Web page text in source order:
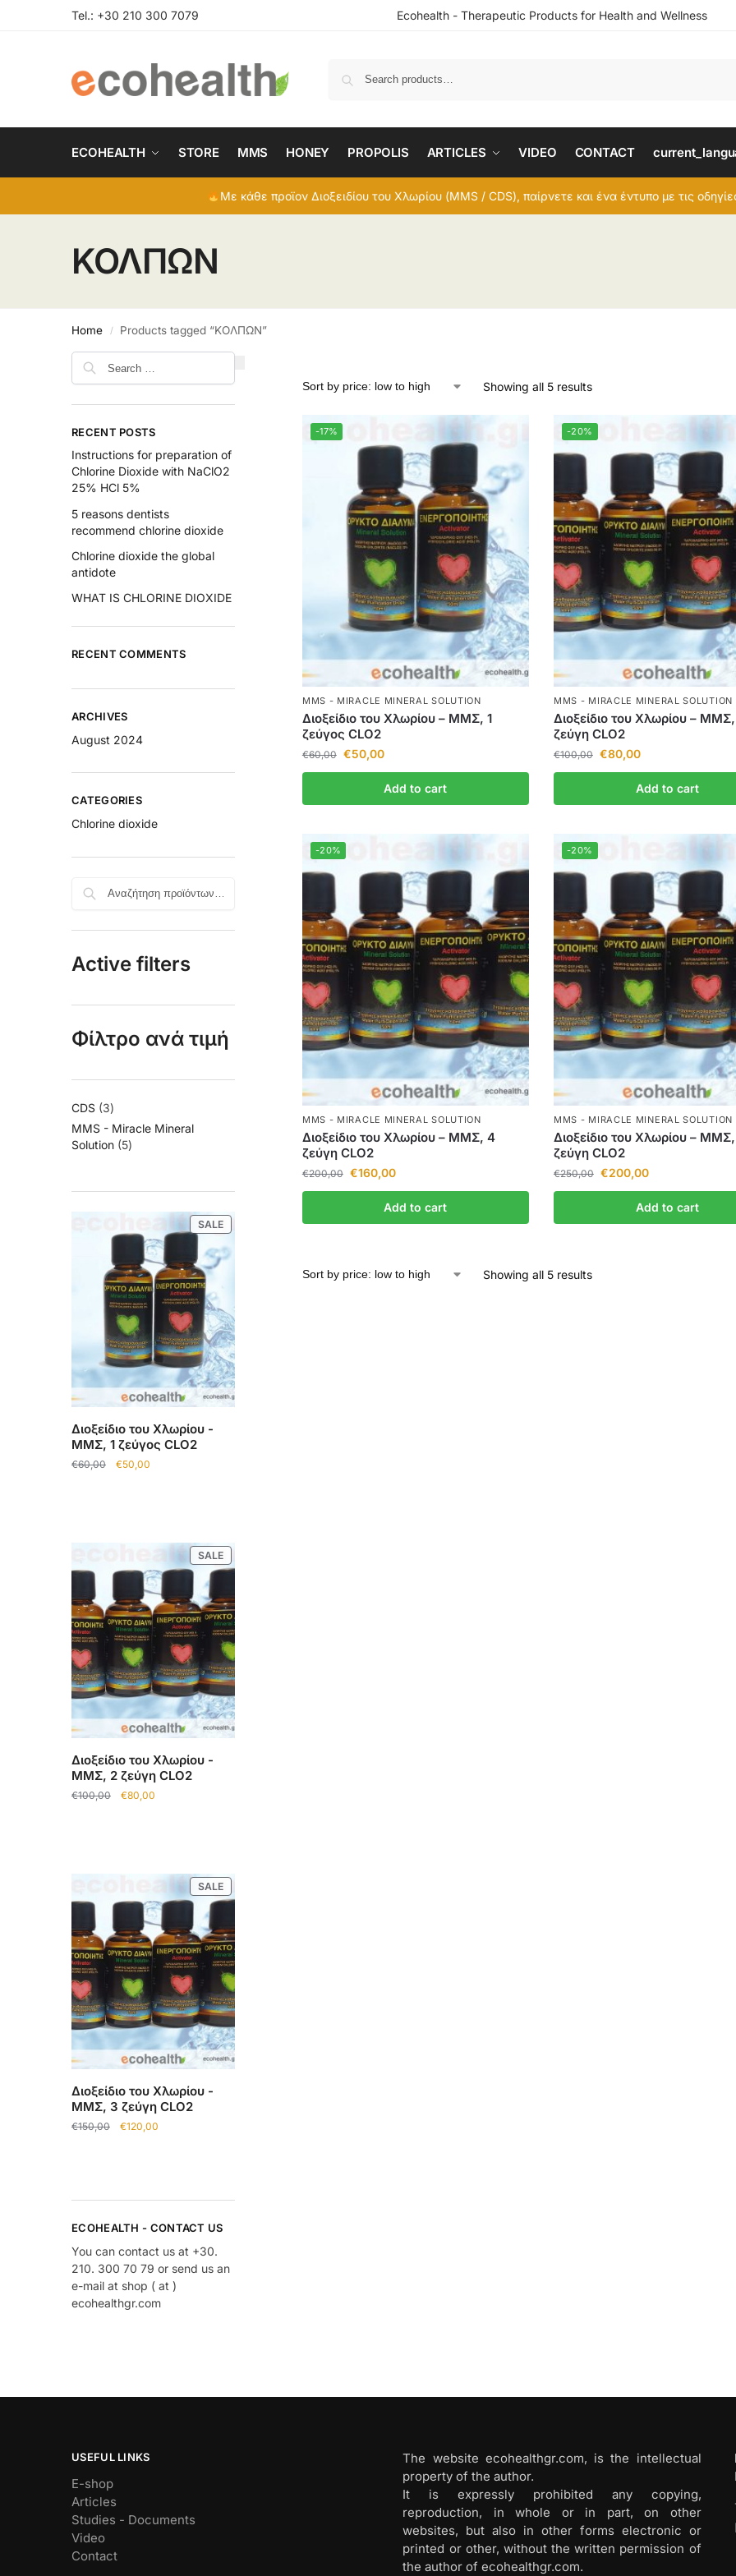
Tel.: +30 210 300 7079 Ecohealth - Therapeutic Products for Health and Wellness
ECOHEALTH STORE MMS HONEY PROPOLIS ARTICLES VIDEO CONTACT
Με κάθε προϊον Διοξειδίου του Χλωρίου (MMS / CDS), παίρνετε και ένα έντυπο με τις
ΚΟΛΠΩΝ
Home / Products tagged “ΚΟΛΠΩΝ”
Showing all 5 results
-17%
MMS - MIRACLE MINERAL SOLUTION
Διοξείδιο του Χλωρίου – ΜΜΣ, 1
ζεύγος CLO2
€60,00 €50,00
Add to cart
-20%
MMS - MIRACLE MINERAL SOLUTION
Διοξείδιο του Χλωρίου –
ζεύγη CLO2
€100,00 €80,00
Add to cart
-20%
MMS - MIRACLE MINERAL SOLUTION
Διοξείδιο του Χλωρίου – ΜΜΣ, 4
ζεύγη CLO2
€200,00 €160,00
Add to cart
-20%
MMS - MIRACLE MINERAL SOLUTION
Διοξείδιο του Χλωρίου –
ζεύγη CLO2
€250,00 €200,00
Add to cart
Showing all 5 results
RECENT POSTS
Instructions for preparation of
Chlorine Dioxide with NaClO2
25% HCl 5%
5 reasons dentists
recommend chlorine dioxide
Chlorine dioxide the global
antidote
WHAT IS CHLORINE DIOXIDE
RECENT COMMENTS
ARCHIVES
August 2024
CATEGORIES
Chlorine dioxide
Active filters
Φίλτρο ανά τιμή
CDS 3
MMS - Miracle Mineral
Solution 5
SALE
Διοξείδιο του Χλωρίου -
ΜΜΣ, 1 ζεύγος CLO2
€60,00 €50,00
SALE
Διοξείδιο του Χλωρίου -
ΜΜΣ, 2 ζεύγη CLO2
€100,00 €80,00
SALE
Διοξείδιο του Χλωρίου -
ΜΜΣ, 3 ζεύγη CLO2
€150,00 €120,00
ECOHEALTH - CONTACT US
You can contact us at +30.
210. 300 70 79 or send us an
e-mail at shop ( at )
ecohealthgr.com
USEFUL LINKS
E-shop
Articles
Studies - Documents
Video
Contact
The website ecohealthgr.com, is the intellectual
property of the author.
It is expressly prohibited any copying,
reproduction, in whole or in part, on other
websites, but also in other forms electronic or
printed or other, without the written permission of
the author of ecohealthgr.com.